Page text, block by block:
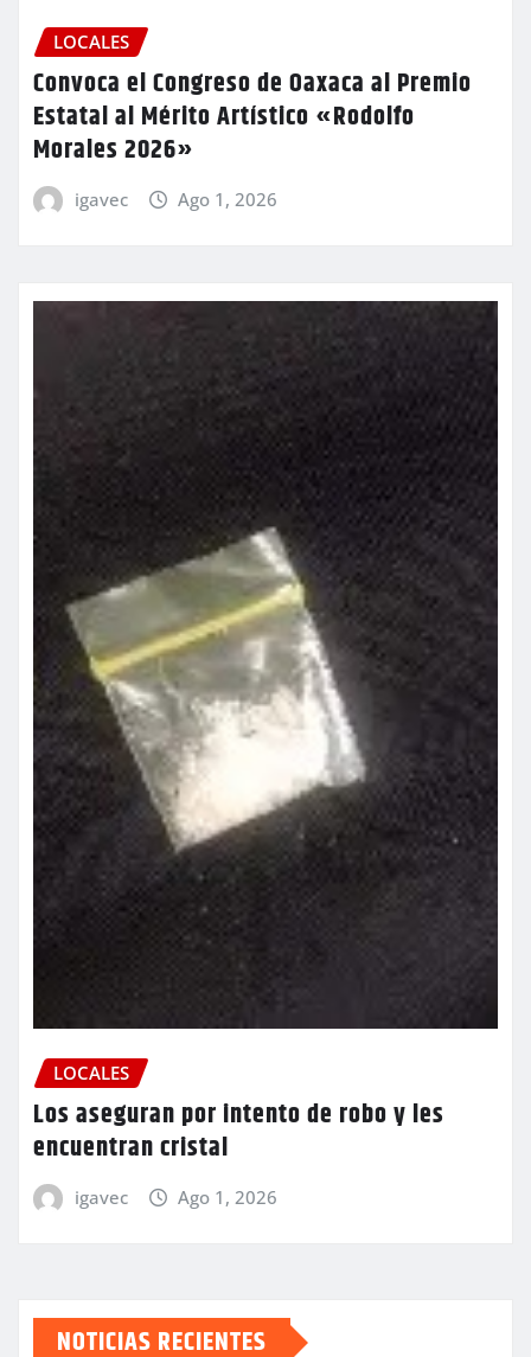
LOCALES
Convoca el Congreso de Oaxaca al Premio
Estatal al Mérito Artístico «Rodolfo
Morales 2026»
igavec Ago 1, 2026
LOCALES
Los aseguran por intento de robo y les
encuentran cristal
igavec Ago 1, 2026
NOTICIAS RECIENTES